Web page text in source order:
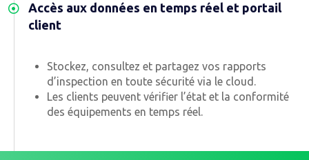
Accès aux données en temps réel et portail
client
Stockez, consultez et partagez vos rapports
d’inspection en toute sécurité via le cloud.
Les clients peuvent vérifier l’état et la conformité
des équipements en temps réel.